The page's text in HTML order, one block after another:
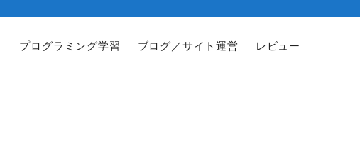
プログラミング学習 ブログ／サイト運営 レビュー